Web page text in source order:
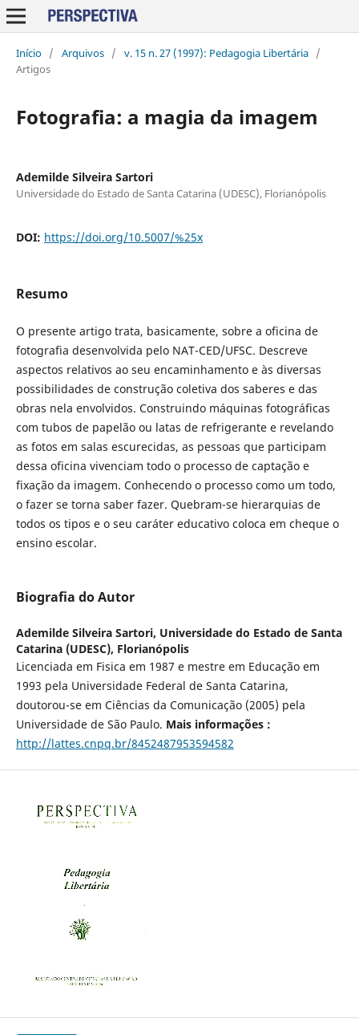
Início / Arquivos / v. 15 n. 27 (1997): Pedagogia Libertária /
Artigos
Fotografia: a magia da imagem
Ademilde Silveira Sartori
Universidade do Estado de Santa Catarina (UDESC), Florianópolis
DOI: https://doi.org/10.5007/%25x
Resumo
O presente artigo trata, basicamente, sobre a oficina de
fotografia desenvolvida pelo NAT-CED/UFSC. Descreve
aspectos relativos ao seu encaminhamento e às diversas
possibilidades de construção coletiva dos saberes e das
obras nela envolvidos. Construindo máquinas fotográficas
com tubos de papelão ou latas de refrigerante e revelando
as fotos em salas escurecidas, as pessoas que participam
dessa oficina vivenciam todo o processo de captação e
fixação da imagem. Conhecendo o processo como um todo,
o fazer se torna saber fazer. Quebram-se hierarquias de
todos os tipos e o seu caráter educativo coloca em cheque o
ensino escolar.
Biografia do Autor
Ademilde Silveira Sartori, Universidade do Estado de Santa
Catarina (UDESC), Florianópolis
Licenciada em Fisica em 1987 e mestre em Educação em
1993 pela Universidade Federal de Santa Catarina,
doutorou-se em Ciências da Comunicação (2005) pela
Universidade de São Paulo. Mais informações :
http://lattes.cnpq.br/8452487953594582